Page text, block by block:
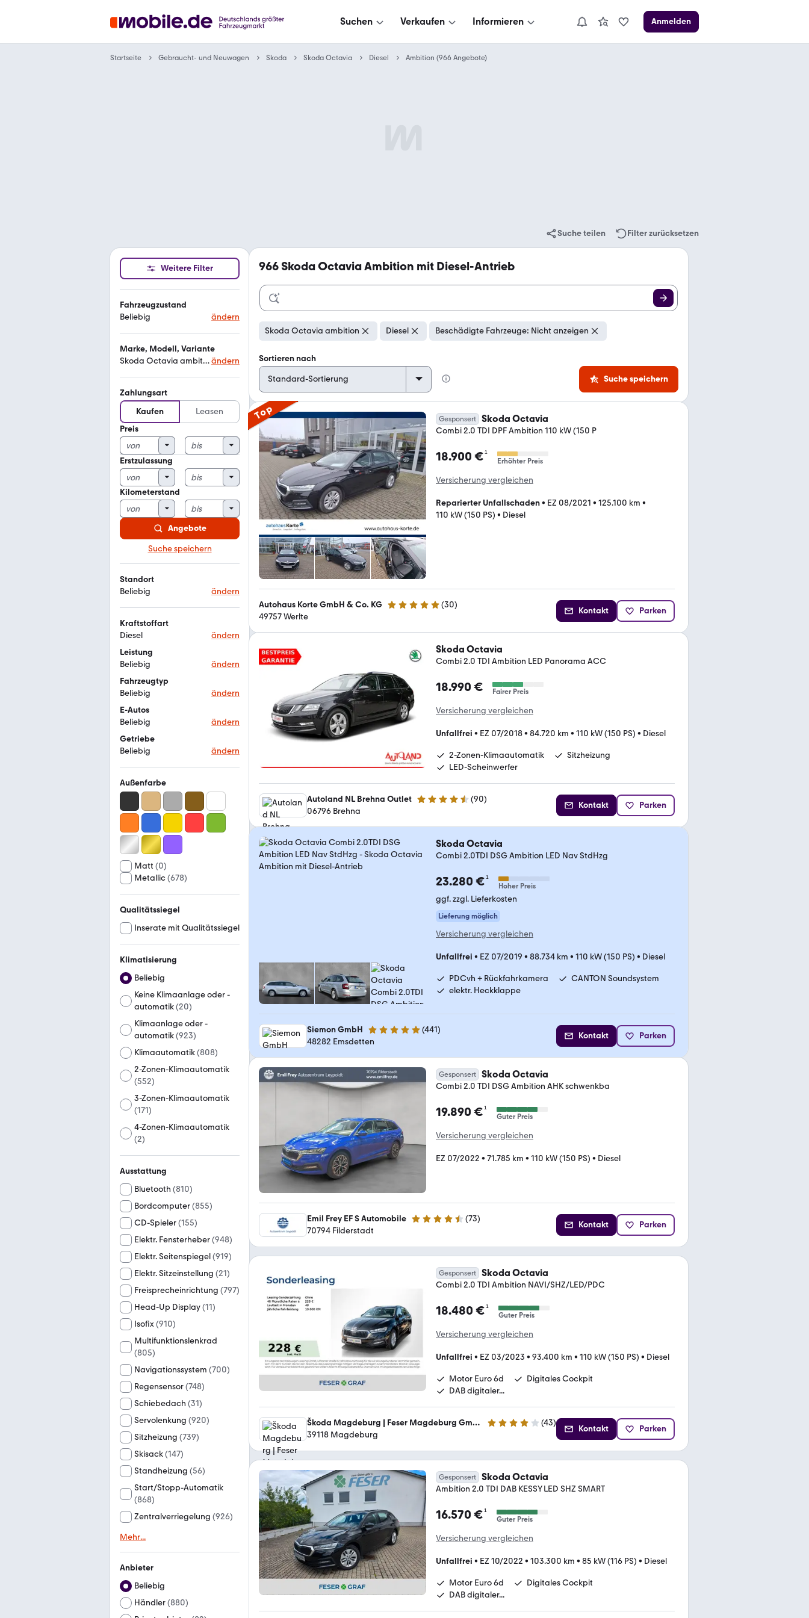
Suchen Verkaufen Informieren Anmelden
Startseite Gebraucht- und Neuwagen Skoda Skoda Octavia Diesel Ambition (966 Angebote)
Suche teilen Filter zurücksetzen
Weitere Filter
Fahrzeugzustand
Beliebig
ändern
Marke, Modell, Variante
Skoda Octavia ambitionändern
Zahlungsart
Kaufen
Leasen
Preis
Erstzulassung
Kilometerstand
Angebote
Suche speichern
Standort
Beliebig
ändern
Kraftstoffart
Diesel
ändern
Leistung
Beliebig
ändern
Fahrzeugtyp
Beliebig
ändern
E-Autos
Beliebig
ändern
Getriebe
Beliebig
ändern
Außenfarbe
Matt (0)
Metallic(678)
Qualitätssiegel
Inserate mit Qualitätssiegel
Klimatisierung
Beliebig
Keine Klimaanlage oder -
automatik(20)
Klimaanlage oder -
automatik(923)
Klimaautomatik(808)
2-Zonen-Klimaautomatik
(552)
3-Zonen-Klimaautomatik
(171)
4-Zonen-Klimaautomatik
(2)
Ausstattung
Bluetooth (810)
Bordcomputer(855)
CD-Spieler(155)
Elektr. Fensterheber(948)
Elektr. Seitenspiegel(919)
Elektr. Sitzeinstellung (21)
Freisprecheinrichtung (797)
Head-Up Display(11)
Isofix(910)
Multifunktionslenkrad
(805)
Navigationssystem (700)
Regensensor(748)
Schiebedach (31)
Servolenkung (920)
Sitzheizung (739)
Skisack(147)
Standheizung (56)
Start/Stopp-Automatik
(868)
Zentralverriegelung (926)
Mehr...
Anbieter
Beliebig
Händler(880)
966 Skoda Octavia Ambition mit Diesel-Antrieb
Skoda Octavia ambition Diesel Beschädigte Fahrzeuge: Nicht anzeigen
Sortieren nach
Suche speichern
Top Gesponsert Skoda Octavia
Combi 2.0 TDI DPF Ambition 110 kW (150 P
18.900 €¹
Erhöhter Preis
Versicherung vergleichen
Reparierter Unfallschaden• EZ 08/2021 • 125.100 km •
110 kW (150 PS) • Diesel
Autohaus Korte GmbH & Co. KG 5 Sterne (30)
49757 Werlte
Kontakt Parken
Skoda Octavia
Combi 2.0 TDI Ambition LED Panorama ACC
18.990 € Fairer Preis
Versicherung vergleichen
Unfallfrei • EZ 07/2018• 84.720 km • 110 kW (150 PS) • Diesel
2-Zonen-Klimaautomatik
Sitzheizung
LED-Scheinwerfer
Autoland NL Brehna Outlet 4.3 Sterne (90)
06796 Brehna
Kontakt Parken
Skoda Octavia
Combi 2.0TDI DSG Ambition LED Nav StdHzg
23.280 €¹
Hoher Preis
ggf. zzgl. Lieferkosten
Lieferung möglich
Versicherung vergleichen
Unfallfrei • EZ 07/2019 • 88.734 km • 110 kW (150 PS) • Diesel
PDCvh + Rückfahrkamera
CANTON Soundsystem
elektr. Heckklappe
Siemon GmbH 4.9 Sterne (441)
48282 Emsdetten
Kontakt Parken
Gesponsert Skoda Octavia
Combi 2.0 TDI DSG Ambition AHK schwenkba
19.890 €¹
Guter Preis
Versicherung vergleichen
EZ 07/2022 • 71.785 km • 110 kW (150 PS) • Diesel
Emil Frey EF S Automobile 4.7 Sterne (73)
70794 Filderstadt
Kontakt Parken
Gesponsert Skoda Octavia
Combi 2.0 TDI Ambition NAVI/SHZ/LED/PDC
18.480 €¹
Guter Preis
Versicherung vergleichen
Unfallfrei • EZ 03/2023 • 93.400 km • 110 kW (150 PS) • Diesel
Motor Euro 6d
Digitales Cockpit
DAB digitaler...
Škoda Magdeburg | Feser Magdeburg GmbH 4 Sterne (43)
39118 Magdeburg
Kontakt Parken
Gesponsert Skoda Octavia
Ambition 2.0 TDI DAB KESSY LED SHZ SMART
16.570 €¹
Guter Preis
Versicherung vergleichen
Unfallfrei • EZ 10/2022 • 103.300 km • 85 kW (116 PS) • Diesel
Motor Euro 6d
Digitales Cockpit
DAB digitaler...